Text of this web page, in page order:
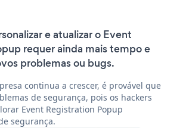
e atualizar o Event
requer ainda mais tempo e
problemas ou bugs.
continua a crescer, é provável que
de segurança, pois os hackers
Event Registration Popup
segurança.